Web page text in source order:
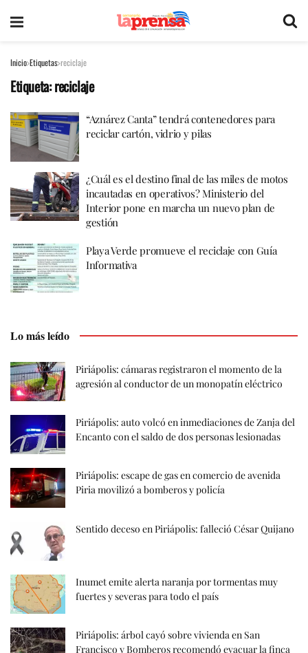
Inicio Etiquetas reciclaje
Etiqueta:reciclaje
“Aznárez Canta” tendrá contenedores para
reciclar cartón, vidrio y pilas
¿Cuál es el destino final de las miles de motos
incautadas en operativos? Ministerio del
Interior pone en marcha un nuevo plan de
gestión
Playa Verde promueve el reciclaje con Guía
Informativa
Lo más leído
Piriápolis: cámaras registraron el momento de la
agresión al conductor de un monopatín eléctrico
Piriápolis: auto volcó en inmediaciones de Zanja del
Encanto con el saldo de dos personas lesionadas
Piriápolis: escape de gas en comercio de avenida
Piria movilizó a bomberos y policía
Sentido deceso en Piriápolis: falleció César Quijano
Inumet emite alerta naranja por tormentas muy
fuertes y severas para todo el país
Piriápolis: árbol cayó sobre vivienda en San
Francisco y Bomberos recomendó evacuar la finca